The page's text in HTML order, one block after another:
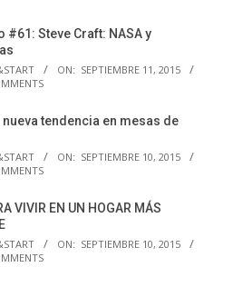
#61: Steve Craft: NASA y
ON: SEPTIEMBRE 11, 2015
nueva tendencia en mesas de
ON: SEPTIEMBRE 10, 2015
VIVIR EN UN HOGAR MÁS
ON: SEPTIEMBRE 10, 2015